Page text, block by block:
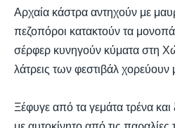
Αρχαία κάστρα αντηχούν με
πεζοπόροι κατακτούν τα
σέρφερ κυνηγούν κύματα στη
λάτρεις των φεστιβάλ χορεύουν
Ξέφυγε από τα γεμάτα τρένα και